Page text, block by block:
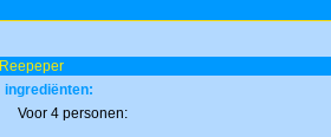
Reepeper
ingrediënten:
Voor 4 personen: